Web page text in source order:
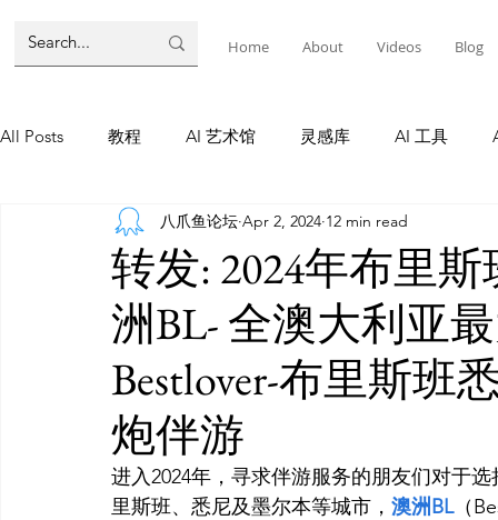
Home About Videos Blog
All Posts 教程 AI 艺术馆 灵感库 AI 工具
AI 工具 AI Tool Tutorials
灵感库 AI 新闻 灵感库 教程
转发: 2024年布里
洲BL- 全澳大利亚
Bestlover-布里斯班
炮伴游
八爪鱼论坛 Apr 2, 2024 12 min read
进入2024年，寻求伴游服务的朋友们对于
里斯班、悉尼及墨尔本等城市， 澳洲BL（